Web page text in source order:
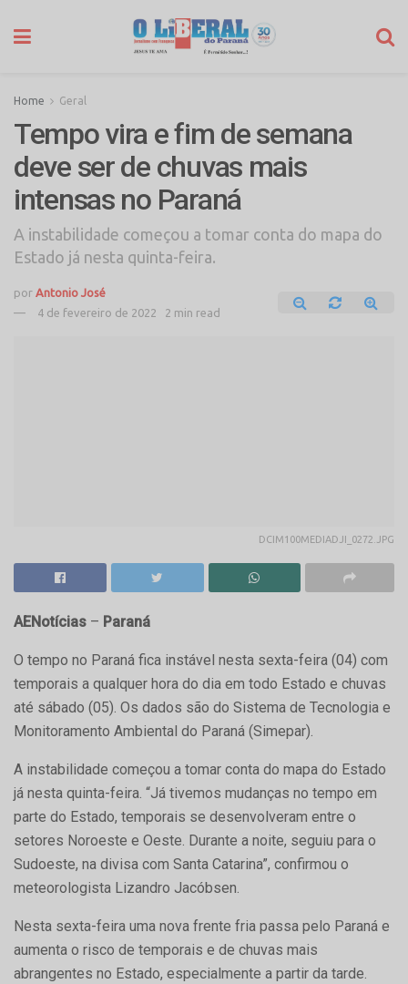
Home Geral
Tempo vira e fim de semana
deve ser de chuvas mais
intensas no Paraná
A instabilidade começou a tomar conta do mapa do
Estado já nesta quinta-feira.
por Antonio José
4 de fevereiro de 2022
2 min read
DCIM100MEDIADJI_0272.JPG
AENotícias – Paraná
O tempo no Paraná fica instável nesta sexta-feira (04) com
temporais a qualquer hora do dia em todo Estado e chuvas
até sábado (05). Os dados são do Sistema de Tecnologia e
Monitoramento Ambiental do Paraná (Simepar).
A instabilidade começou a tomar conta do mapa do Estado
já nesta quinta-feira. “Já tivemos mudanças no tempo em
parte do Estado, temporais se desenvolveram entre o
setores Noroeste e Oeste. Durante a noite, seguiu para o
Sudoeste, na divisa com Santa Catarina”, confirmou o
meteorologista Lizandro Jacóbsen.
Nesta sexta-feira uma nova frente fria passa pelo Paraná e
aumenta o risco de temporais e de chuvas mais
abrangentes no Estado, especialmente a partir da tarde.